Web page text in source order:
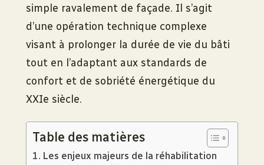
simple ravalement de façade. Il s’agit
d’une opération technique complexe
visant à prolonger la durée de vie du bâti
tout en l’adaptant aux standards de
confort et de sobriété énergétique du
XXIe siècle.
Table des matières
Les enjeux majeurs de la réhabilitation